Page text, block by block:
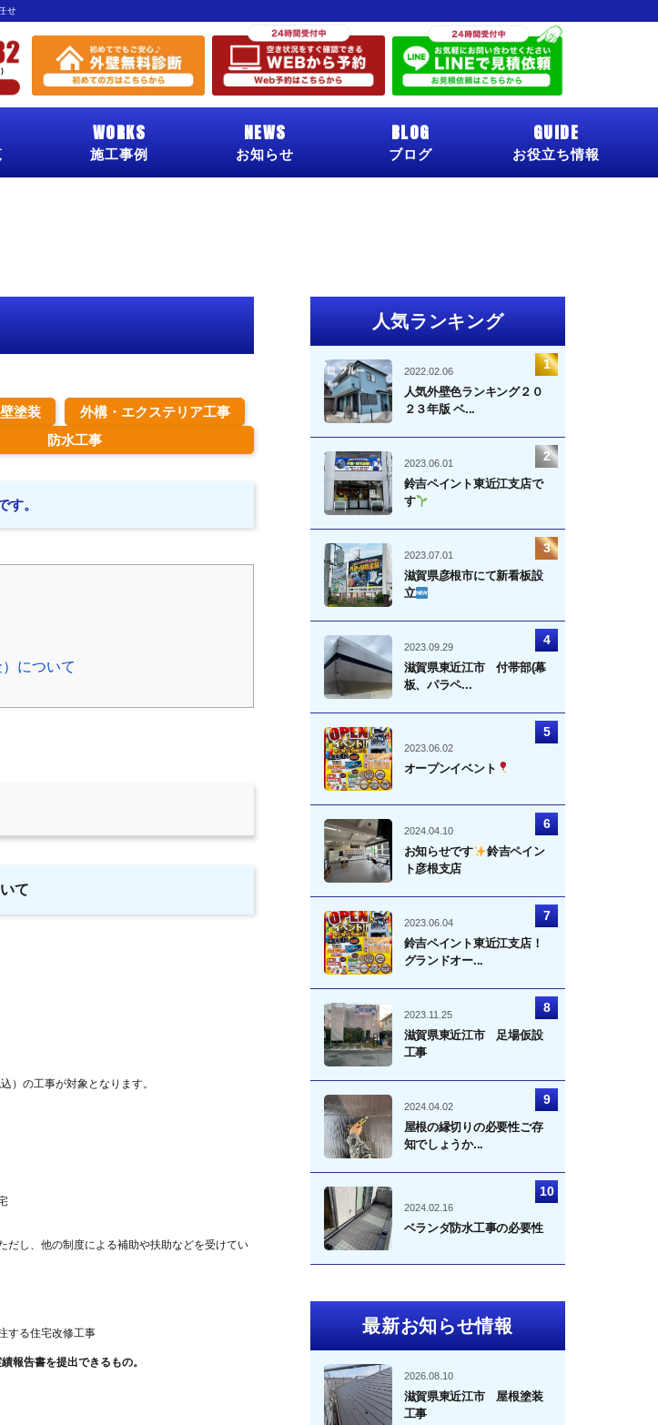
せ
WORKS
施工事例
NEWS
お知らせ
BLOG
ブログ
GUIDE
お役立ち情報
塗装
外構・エクステリア工事
防水工事
す。
について
て
の工事が対象となります。
し、他の制度による補助や扶助などを受けてい
する住宅改修工事
報告書を提出できるもの。
人気ランキング
2022.02.06
人気外壁色ランキング２０
２３年版 ベ...
2023.06.01
鈴吉ペイント東近江支店で
す
2023.07.01
滋賀県彦根市にて新看板設
立
2023.09.29
滋賀県東近江市 付帯部(幕
板、パラペ...
2023.06.02
オープンイベント
2024.04.10
お知らせです
鈴吉ペイン
ト彦根支店
2023.06.04
鈴吉ペイント東近江支店！
グランドオー...
2023.11.25
滋賀県東近江市 足場仮設
工事
2024.04.02
屋根の縁切りの必要性ご存
知でしょうか...
2024.02.16
ベランダ防水工事の必要性
最新お知らせ情報
2026.08.10
滋賀県東近江市 屋根塗装
工事